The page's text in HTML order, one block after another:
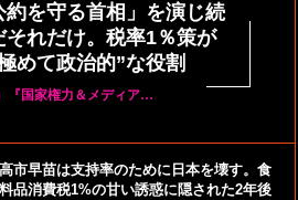
を守る首相」を演じ続
それだけ。税率1％策が
めて政治的”な役割
『国家権力＆メディア…
高市早苗は支持率のために日本を壊す。食
料品消費税1%の甘い誘惑に隠された2年後